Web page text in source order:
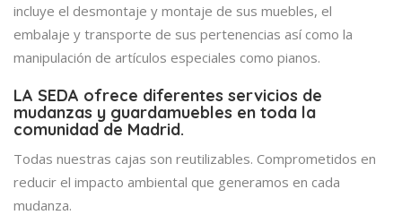
incluye el desmontaje y montaje de sus muebles, el
embalaje y transporte de sus pertenencias así como la
manipulación de artículos especiales como pianos.
LA SEDA ofrece diferentes servicios de
mudanzas y guardamuebles en toda la
comunidad de Madrid.
Todas nuestras cajas son reutilizables. Comprometidos en
reducir el impacto ambiental que generamos en cada
mudanza.